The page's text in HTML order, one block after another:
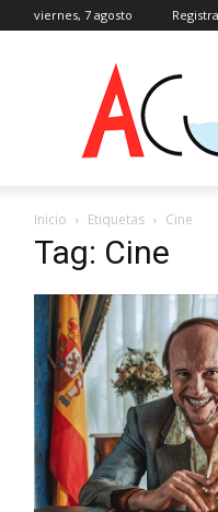
viernes, 7 agosto
Inicio Etiquetas Cine
Tag: Cine